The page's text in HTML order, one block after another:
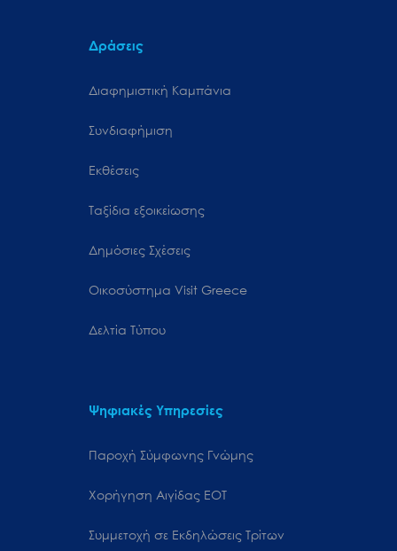
Δράσεις
Διαφημιστική Καμπάνια
Συνδιαφήμιση
Εκθέσεις
Ταξίδια εξοικείωσης
Δημόσιες Σχέσεις
Oικοσύστημα Visit Greece
Δελτία Τύπου
Ψηφιακές Υπηρεσίες
Παροχή Σύμφωνης Γνώμης
Χορήγηση Αιγίδας ΕΟΤ
Συμμετοχή σε Εκδηλώσεις Τρίτων